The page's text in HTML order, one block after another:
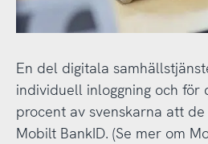
En del digitala
individuell inloggning och för
procent av svenskarna att
Mobilt BankID. (Se mer om